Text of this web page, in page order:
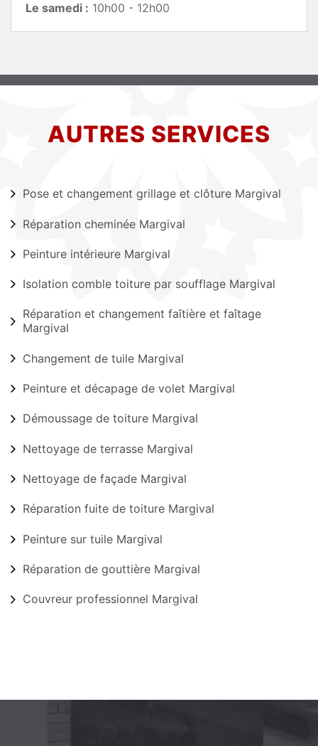
Le samedi : 10h00 - 12h00
AUTRES SERVICES
Pose et changement grillage et clôture Margival
Réparation cheminée Margival
Peinture intérieure Margival
Isolation comble toiture par soufflage Margival
Réparation et changement faîtière et faîtage
Margival
Changement de tuile Margival
Peinture et décapage de volet Margival
Démoussage de toiture Margival
Nettoyage de terrasse Margival
Nettoyage de façade Margival
Réparation fuite de toiture Margival
Peinture sur tuile Margival
Réparation de gouttière Margival
Couvreur professionnel Margival